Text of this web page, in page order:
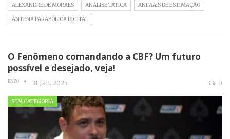
ALEXANDRE DE MORAES ANÁLISE TÁTICA ANIMAIS DE ESTIMAÇÃO
ANTENA PARABÓLICA DIGITAL
O Fenômeno comandando a CBF? Um futuro
possível e desejado, veja!
ENZO 31 Jan, 2025 0
SEM CATEGORIA